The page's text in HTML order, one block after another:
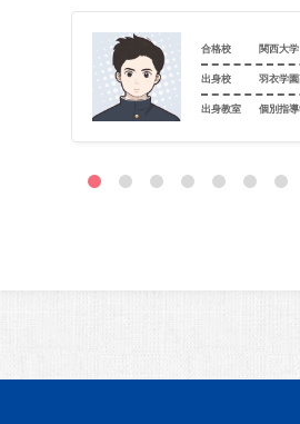
合格校 関西大学
出身校 羽衣学
出身教室 個別指